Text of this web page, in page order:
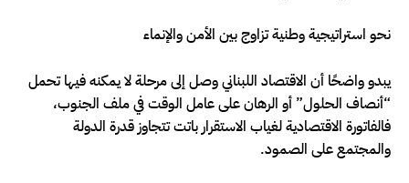
نحو استراتيجية وطنية تزاوج بين الأمن والإنماء
يبدو واضحًا أن الاقتصاد اللبناني وصل إلى مرحلة لا يمكنه فيها تحمل
“أنصاف الحلول” أو الرهان على عامل الوقت في ملف الجنوب،
فالفاتورة الاقتصادية لغياب الاستقرار باتت تتجاوز قدرة الدولة
والمجتمع على الصمود.